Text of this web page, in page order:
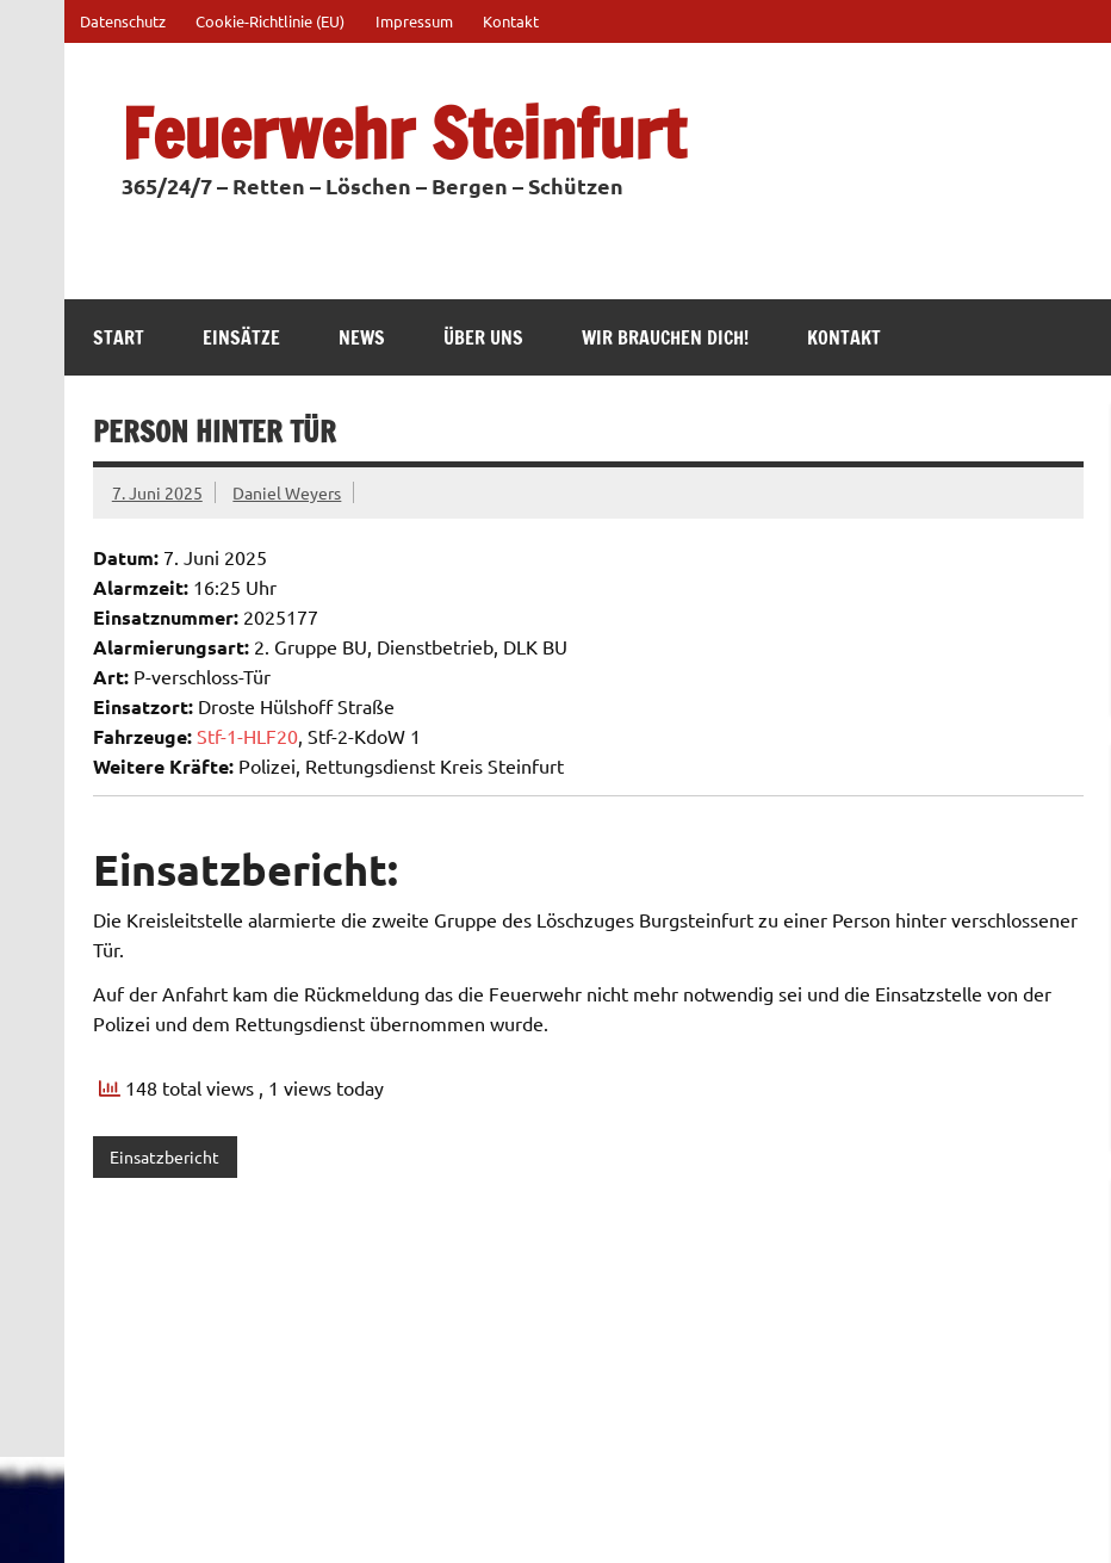
springen
Datenschutz Cookie-Richtlinie (EU) Impressum Kontakt
Feuerwehr Steinfurt
365/24/7 – Retten – Löschen – Bergen – Schützen
START EINSÄTZE NEWS ÜBER UNS WIR BRAUCHEN DICH! KONTAKT
PERSON HINTER TÜR
7. Juni 2025 Daniel Weyers
Datum:7. Juni 2025
Alarmzeit:16:25 Uhr
Einsatznummer:2025177
Alarmierungsart:2. Gruppe BU, Dienstbetrieb, DLK BU
Art:P-verschloss-Tür
Einsatzort:Droste Hülshoff Straße
Fahrzeuge: Stf-1-HLF20, Stf-2-KdoW 1
Weitere Kräfte:Polizei, Rettungsdienst Kreis Steinfurt
Einsatzbericht:
Die Kreisleitstelle alarmierte die zweite Gruppe des Löschzuges Burgsteinfurt zu einer Person hinter verschlossener
Tür.
Auf der Anfahrt kam die Rückmeldung das die Feuerwehr nicht mehr notwendig sei und die Einsatzstelle von der
Polizei und dem Rettungsdienst übernommen wurde.
148 total views , 1 views today
Einsatzbericht